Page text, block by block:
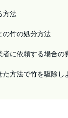
方法
の竹の処分方法
者に依頼する場合の
た方法で竹を駆除し